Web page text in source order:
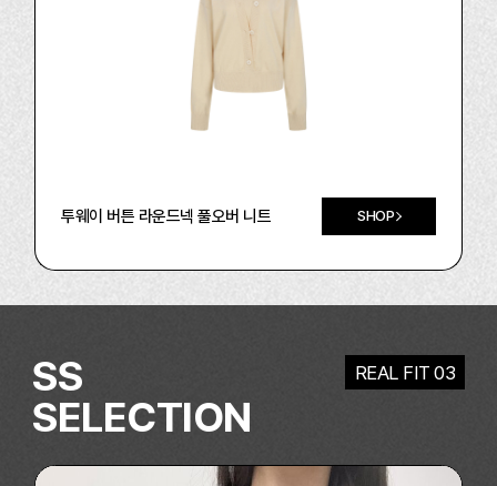
투웨이 버튼 라운드넥 풀오버 니트 SHOP
SS
SELECTION
REAL FIT 03